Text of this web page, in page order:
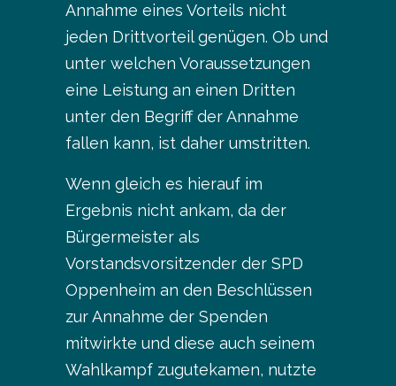
Annahme eines Vorteils nicht
jeden Drittvorteil genügen. Ob und
unter welchen Voraussetzungen
eine Leistung an einen Dritten
unter den Begriff der Annahme
fallen kann, ist daher umstritten.
Wenn gleich es hierauf im
Ergebnis nicht ankam, da der
Bürgermeister als
Vorstandsvorsitzender der SPD
Oppenheim an den Beschlüssen
zur Annahme der Spenden
mitwirkte und diese auch seinem
Wahlkampf zugutekamen, nutzte